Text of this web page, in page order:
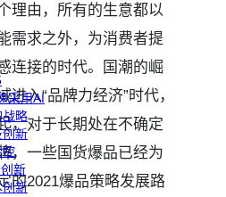
采用AI
战略
创新
控
创新
创新
理由，所有的生意都以
需求之外，为消费者提
连接的时代。国潮的崛
入“品牌力经济”时代，
，对于长期处在不确定
，一些国货爆品已经为
的2021爆品策略发展路